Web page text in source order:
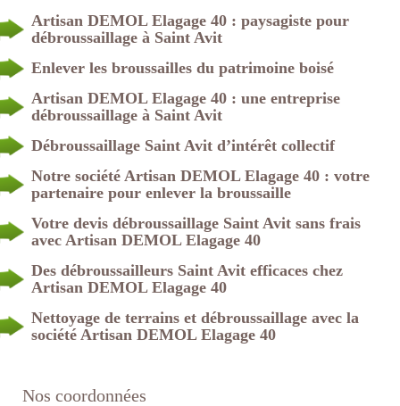
Artisan DEMOL Elagage 40 : paysagiste pour
débroussaillage à Saint Avit
Enlever les broussailles du patrimoine boisé
Artisan DEMOL Elagage 40 : une entreprise
débroussaillage à Saint Avit
Débroussaillage Saint Avit d’intérêt collectif
Notre société Artisan DEMOL Elagage 40 : votre
partenaire pour enlever la broussaille
Votre devis débroussaillage Saint Avit sans frais
avec Artisan DEMOL Elagage 40
Des débroussailleurs Saint Avit efficaces chez
Artisan DEMOL Elagage 40
Nettoyage de terrains et débroussaillage avec la
société Artisan DEMOL Elagage 40
Nos coordonnées